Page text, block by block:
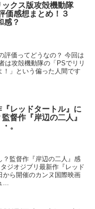
クス版攻殻機動隊
価感想まとめ！３
感？
評価ってどうなの？ 今回は
は攻殻機動隊の「PSでリリ
」という偏った人間です
レッドタートル』に
督作『岸辺の二人』
。
？監督作『岸辺の二人』感
ジオジブリ最新作『レッド
ら開催のカンヌ国際映画